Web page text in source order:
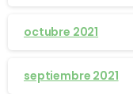
octubre 2021
septiembre 2021